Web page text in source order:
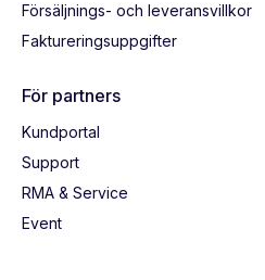
Försäljnings- och leveransvillkor
Faktureringsuppgifter
För partners
Kundportal
Support
RMA & Service
Event